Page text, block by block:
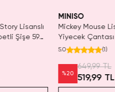
Kare
Sarı
MINISO
Barbie Lisanslı
Detaylı Şeffaf
Kozmetik
%20
699,99 TL
559,99